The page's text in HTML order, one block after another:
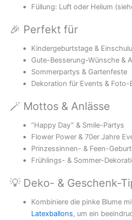
Füllung: Luft oder Helium
🎉 Perfekt für
Kindergeburtstage &
Gute-Besserung-Wünsche &
Sommerpartys & Gartenfeste
Dekoration für Events & Foto-
🪄 Mottos & Anlässe
“Happy Day” & Smile-Partys
Flower Power & 70er Jahre
Prinzessinnen- & Feen-
Frühlings- & Sommer-
💡 Deko- & Geschenk-
Kombiniere die pinke Blume
Latexballons, um ein